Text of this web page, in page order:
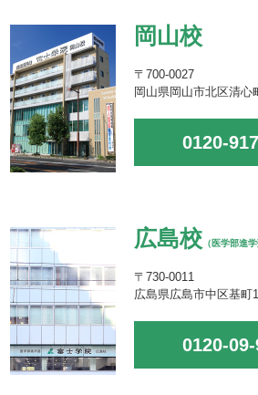
岡山校
〒700-0027
岡山県岡山市北区清心
0120-
広島校 （医学部進学
〒730-0011
広島県広島市中区基町
0120-